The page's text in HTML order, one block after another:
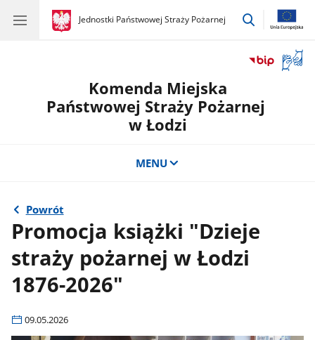
gov.pl
Jednostki Państwowej Straży Pożarnej
gov.pl
Jednostki
przejdź
okno
Komenda Miejska
Państwowej Straży Pożarnej
w Łodzi
MENU
Powrót
Promocja książki "Dzieje
straży pożarnej w Łodzi
1876-2026"
09.05.2026